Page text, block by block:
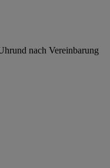
und nach Vereinbarung